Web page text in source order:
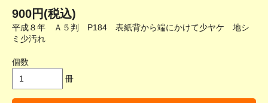
900円(税込)
平成８年 Ａ５判 P184 表紙背から端にかけて少ヤケ 地シ
ミ少汚れ
個数
冊